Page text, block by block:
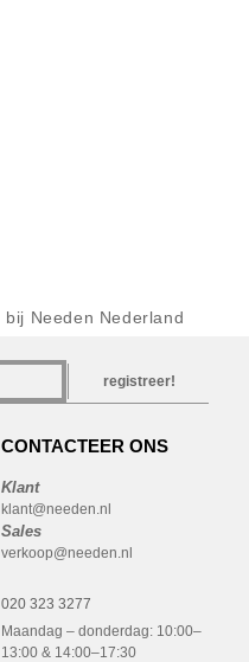
bij Needen Nederland
registreer!
CONTACTEER ONS
Klant
klant@needen.nl
Sales
verkoop@needen.nl
020 323 3277
Maandag – donderdag: 10:00–
13:00 & 14:00–17:30